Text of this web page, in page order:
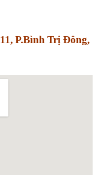
P.Bình Trị Đông,